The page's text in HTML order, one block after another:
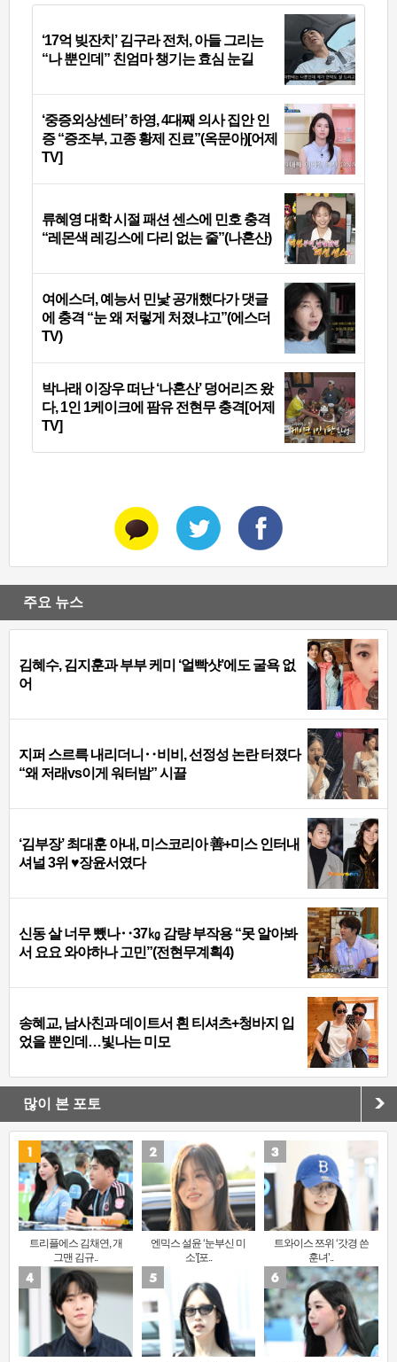
‘17억 빚잔치’ 김구라 전처, 아들 그리는
“나 뿐인데” 친엄마 챙기는 효심 눈길
‘중증외상센터’ 하영, 4대째 의사 집안 인
증 “증조부, 고종 황제 진료”(옥문아)[어제
TV]
류혜영 대학 시절 패션 센스에 민호 충격
“레몬색 레깅스에 다리 없는 줄”(나혼산)
여에스더, 예능서 민낯 공개했다가 댓글
에 충격 “눈 왜 저렇게 처졌냐고”(에스더
TV)
박나래 이장우 떠난 ‘나혼산’ 덩어리즈 왔
다, 1인 1케이크에 팜유 전현무 충격[어제
TV]
주요 뉴스
김혜수, 김지훈과 부부 케미 ‘얼빡샷’에도 굴욕 없
어
지퍼 스르륵 내리더니‥비비, 선정성 논란 터졌다
“왜 저래vs이게 워터밤” 시끌
‘김부장’ 최대훈 아내, 미스코리아 善+미스 인터내
셔널 3위 ♥장윤서였다
신동 살 너무 뺐나‥37㎏ 감량 부작용 “못 알아봐
서 요요 와야하나 고민”(전현무계획4)
송혜교, 남사친과 데이트서 흰 티셔츠+청바지 입
었을 뿐인데…빛나는 미모
많이 본 포토
트리플에스 김채연, 개
그맨 김규..
엔믹스 설윤 ‘눈부신 미
소’[포..
트와이스 쯔위 ‘갓경 쓴
훈녀’..